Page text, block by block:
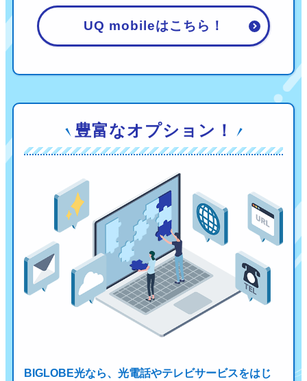
UQ mobileはこちら！
豊富なオプション！
BIGLOBE光なら、光電話やテレビサービスをはじ